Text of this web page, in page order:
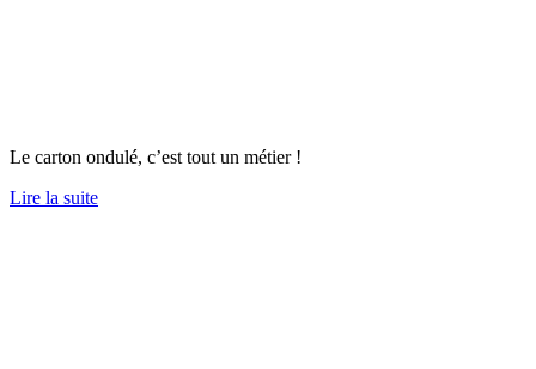
Le carton ondulé, c’est tout un métier !
Lire la suite